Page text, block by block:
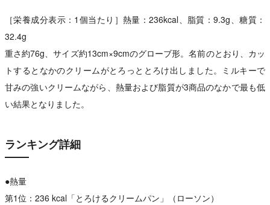
［栄養成分表示：1個当たり］熱量：236kcal、脂質：9.3g、糖質：
32.4g
重さ約76g、サイズ約13cm×9cmのグローブ形。名前のとおり、カッ
トするとなかのクリームがとろっととろけ出しました。ミルキーで
甘みの強いクリームながら、熱量および脂質が3商品のなかで最も低
い結果となりました。
ランキング詳細
●熱量
第1位：236 kcal「とろけるクリームパン」（ローソン）